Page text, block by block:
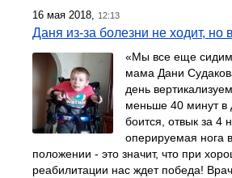
16 мая 2018, 12:13
Даня из-за болезни не ходит, но
«Мы все еще
мама Дани
день
меньше 40 минут в
боится, отвык за 4
оперируемая нога
положении - это значит, что при
реабилитации нас ждет победа!